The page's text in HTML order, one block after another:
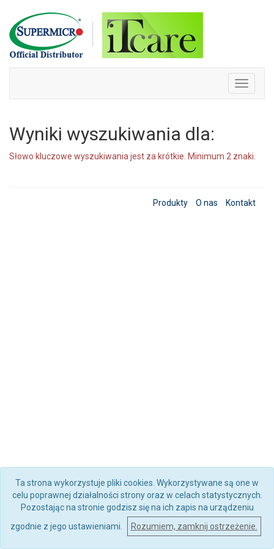
Skip
to
content
Toggle
Wyniki wyszukiwania dla:
Słowo kluczowe wyszukiwania jest za krótkie. Minimum 2 znaki.
Produkty O nas Kontakt
Ta strona wykorzystuje pliki cookies. Wykorzystywane są one w
celu poprawnej działalności strony oraz w celach statystycznych.
Pozostając na stronie godzisz się na ich zapis na urządzeniu
zgodnie z jego ustawieniami.
Rozumiem, zamknij ostrzeżenie.